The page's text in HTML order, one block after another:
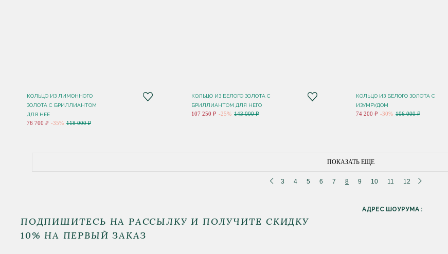
КОЛЬЦО ИЗ ЛИМОННОГО
ЗОЛОТА С БРИЛЛИАНТОМ
ДЛЯ НЕЕ
76 700 ₽ -35% 118 000 ₽
КОЛЬЦО ИЗ БЕЛОГО ЗОЛОТА С
БРИЛЛИАНТОМ ДЛЯ НЕГО
107 250 ₽ -25% 143 000 ₽
КОЛЬЦО ИЗ БЕЛОГО ЗОЛОТА С
ИЗУМРУДОМ
74 200 ₽ -30% 106 000 ₽
ПОКАЗАТЬ ЕЩЕ
3 4 5 6 7 8 9 10 11 12
ПОДПИШИТЕСЬ НА РАССЫЛКУ И ПОЛУЧИТЕ СКИДКУ
10% НА ПЕРВЫЙ ЗАКАЗ
АДРЕС ШОУРУМА :